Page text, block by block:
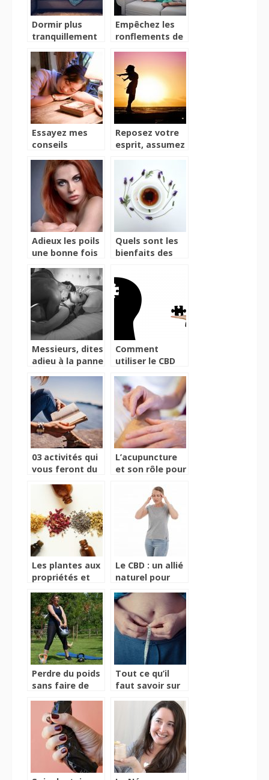
Dormir plus
tranquillement
astuces
Empêchez les
ronflements de
proches en
lisant cet article
Essayez mes
conseils
bien dormir
sans ronfler
Reposez votre
esprit, assumez
Adieux les poils
une bonne fois
Quels sont les
bienfaits des
l’organisme
Messieurs, dites
adieu à la panne
Comment
utiliser le CBD
03 activités qui
vous feront du
L’acupuncture
et son rôle pour
l’organisme
Les plantes aux
propriétés et
médicinales
Le CBD : un allié
naturel pour
stress
Perdre du poids
sans faire de
possible ?
Tout ce qu’il
faut savoir sur
de l’acheter